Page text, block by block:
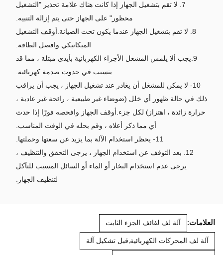
7. لا تقم بتشغيل الجهاز إذا كانت هناك علامة تحذير "التشغيل
محظور" على الجهاز حتى يتم إزالة التنبيه.
8. لا تقم بتشغيل الجهاز عندما يكون تحت الصيانة.أوقف التشغيل
الميكانيكي وافصل الطاقة.
9.يجب ألا يلمس المشغل الأجزاء الكهربائية بأيدي مبتلة ، مما قد
يتسبب في حدوث صدمة كهربائية.
10- لا يمكن للمشغل أن يغادر عند تشغيل الجهاز ، يجب أن يراقب
ذلك في حالة ظهور أي خلل (ضوضاء غير طبيعية ، رائحة غير عادية ،
حرارة زائدة ، اهتزاز) لكل جزء.أوقف الجهاز وافحصه فورًا إذا حدث
أي مما ذكر أعلاه ، وقم بحله في الوقت المناسب.
11- يحظر استخدام الآلة بما يزيد عن سعتها وحملتها.
12. بعد التوقف عن استخدام الجهاز ، يرجى التحقق والتنظيف ،
يرجى عدم استخدام البخار أو الماء أو السائل المسبب للتآكل
لتنظيف الجهاز.
العلامات: آلة لف لفائف الجزء الثابت
آلة لف المحركات الكهربائية,قبل تشكيل آلة